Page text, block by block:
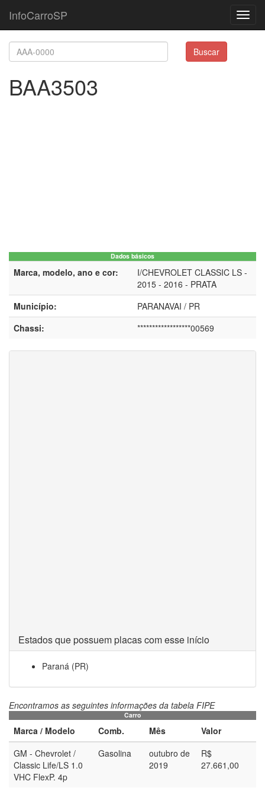
InfoCarroSP
Buscar
BAA3503
Dados básicos
Marca, modelo, ano e cor:
I/CHEVROLET CLASSIC LS -
2015 - 2016 - PRATA
Município:
PARANAVAI / PR
Chassi:
******************00569
Estados que possuem placas com esse início
Paraná (PR)
Encontramos as seguintes informações da tabela FIPE
Carro
Marca / Modelo Comb. Mês
Valor
GM - Chevrolet /
Classic Life/LS 1.0
VHC FlexP. 4p
Gasolina
outubro de
2019
R$
27.661,00